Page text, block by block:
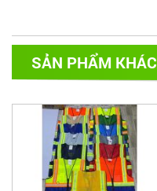
SẢN PHẨM KHÁC